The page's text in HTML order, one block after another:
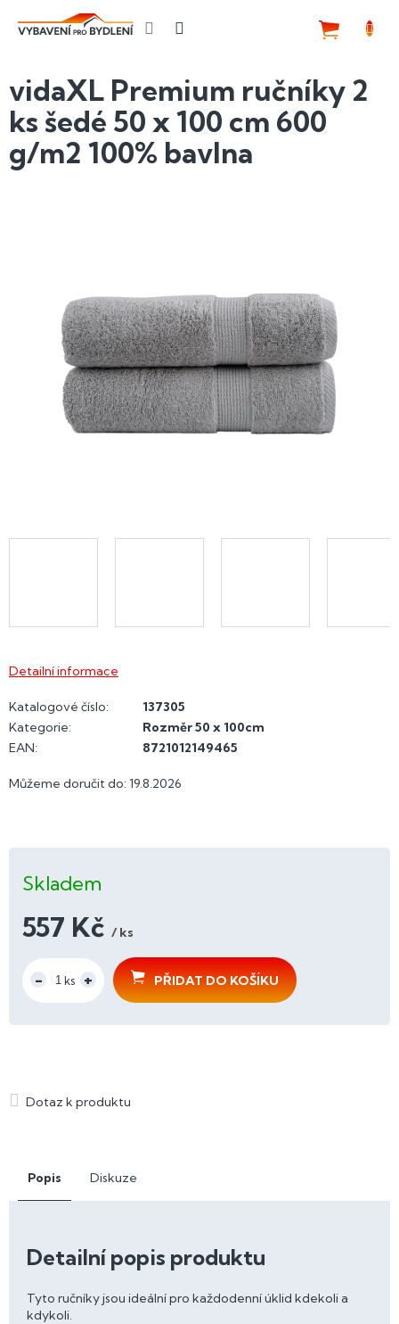
vidaXL Premium ručníky 2
ks šedé 50 x 100 cm 600
g/m2 100% bavlna
Můžeme doručit do: 19.8.2026
Skladem
557 Kč / ks
cena:
PŘIDAT DO KOŠÍKU
Detailní informace
Katalogové číslo:
137305
Kategorie:
Rozměr 50 x 100cm
EAN: 8721012149465
Popis Diskuze
Detailní popis produktu
Tyto ručníky jsou ideální pro každodenní úklid kdekoli a
kdykoli.